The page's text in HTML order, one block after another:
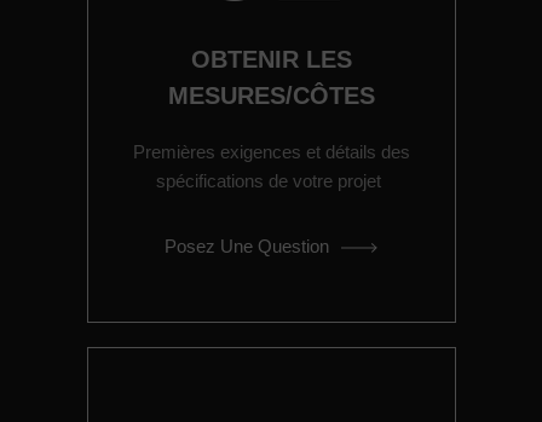
OBTENIR LES
MESURES/CÔTES
Premières exigences et détails des
spécifications de votre projet
Posez Une Question